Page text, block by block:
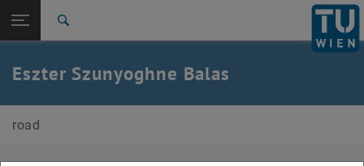
TU Login
Zurück: Subseiten von Sekretariat auflisten
Zurück zur letzten Ebene:
Eszter Szunyoghne Balas
road